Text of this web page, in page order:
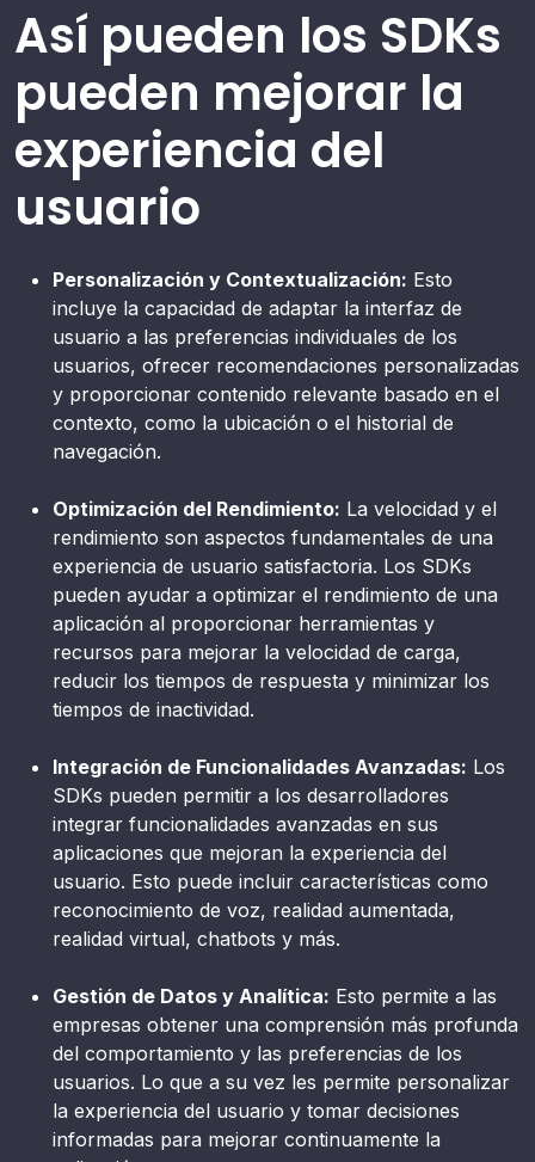
Así pueden los SDKs
pueden mejorar la
experiencia del
usuario
Personalización y Contextualización: Esto
incluye la capacidad de adaptar la interfaz de
usuario a las preferencias individuales de los
usuarios, ofrecer recomendaciones personalizadas
y proporcionar contenido relevante basado en el
contexto, como la ubicación o el historial de
navegación.
Optimización del Rendimiento: La velocidad y el
rendimiento son aspectos fundamentales de una
experiencia de usuario satisfactoria. Los SDKs
pueden ayudar a optimizar el rendimiento de una
aplicación al proporcionar herramientas y
recursos para mejorar la velocidad de carga,
reducir los tiempos de respuesta y minimizar los
tiempos de inactividad.
Integración de Funcionalidades Avanzadas: Los
SDKs pueden permitir a los desarrolladores
integrar funcionalidades avanzadas en sus
aplicaciones que mejoran la experiencia del
usuario. Esto puede incluir características como
reconocimiento de voz, realidad aumentada,
realidad virtual, chatbots y más.
Gestión de Datos y Analítica: Esto permite a las
empresas obtener una comprensión más profunda
del comportamiento y las preferencias de los
usuarios. Lo que a su vez les permite personalizar
la experiencia del usuario y tomar decisiones
informadas para mejorar continuamente la